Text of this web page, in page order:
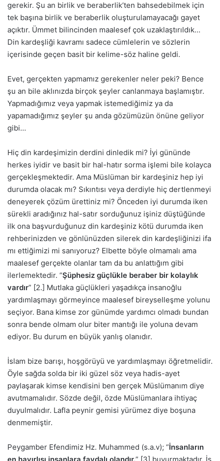
gerekir. Şu an birlik ve beraberlik’ten bahsedebilmek için
tek başına birlik ve beraberlik oluşturulamayacağı gayet
açıktır. Ümmet bilincinden maalesef çok uzaklaştırıldık…
Din kardeşliği kavramı sadece cümlelerin ve sözlerin
içerisinde geçen basit bir kelime-söz haline geldi.
Evet, gerçekten yapmamız gerekenler neler peki? Bence
şu an bile aklınızda birçok şeyler canlanmaya başlamıştır.
Yapmadığımız veya yapmak istemediğimiz ya da
yapamadığımız şeyler şu anda gözümüzün önüne geliyor
gibi…
Hiç din kardeşimizin derdini dinledik mi? İyi gününde
herkes iyidir ve basit bir hal-hatır sorma işlemi bile kolayca
gerçekleşmektedir. Ama Müslüman bir kardeşiniz hep iyi
durumda olacak mı? Sıkıntısı veya derdiyle hiç dertlenmeyi
deneyerek çözüm ürettiniz mi? Önceden iyi durumda iken
sürekli aradığınız hal-satır sorduğunuz işiniz düştüğünde
ilk ona başvurduğunuz din kardeşiniz kötü durumda iken
rehberinizden ve gönlünüzden silerek din kardeşliğinizi ifa
mı ettiğimizi mi sanıyoruz? Elbette böyle olmamalı ama
maalesef gerçekte olanlar tam da bu anlattığım gibi
ilerlemektedir. “Şüphesiz güçlükle beraber bir kolaylık
vardır” [2.] Mutlaka güçlükleri yaşadıkça insanoğlu
yardımlaşmayı görmeyince maalesef bireyselleşme yolunu
seçiyor. Bana kimse zor günümde yardımcı olmadı bundan
sonra bende olmam olur biter mantığı ile yoluna devam
ediyor. Bu durum en büyük yanlış olanıdır.
İslam bize barışı, hoşgörüyü ve yardımlaşmayı öğretmelidir.
Öyle sağda solda bir iki güzel söz veya hadis-ayet
paylaşarak kimse kendisini ben gerçek Müslümanım diye
avutmamalıdır. Sözde değil, özde Müslümanlara ihtiyaç
duyulmalıdır. Lafla peynir gemisi yürümez diye boşuna
denmemiştir.
Peygamber Efendimiz Hz. Muhammed (s.a.v); “İnsanların